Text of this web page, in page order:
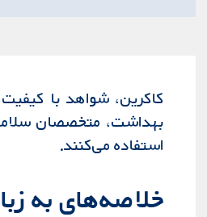
کاکرین، شواهد با
بهداشت، متخصصان
استفاده می‌کنند.
خلاصه‌های به